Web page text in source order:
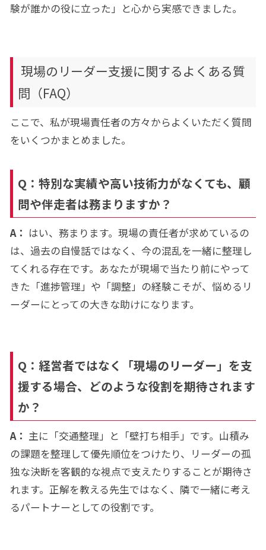
験が誰かの役に立った」と心から実感できました。
現場のリーダー支援に関するよくある質
問（FAQ）
ここで、私が現場責任者の方々からよくいただく質問
をいくつかまとめました。
Q：特別な実績や高い技術力がなくても、顧
問や伴走者は務まりますか？
A： はい、務まります。現場の責任者が求めているの
は、過去の自慢話ではなく、今の混乱を一緒に整理し
てくれる存在です。あなたが現場で当たり前にやって
きた「進捗管理」や「調整」の経験こそが、悩めるリ
ーダーにとっての大きな助けになります。
Q：経営者ではなく「現場のリーダー」を支
援する場合、どのような役割を期待されます
か？
A： 主に「交通整理」と「壁打ち相手」です。山積み
の課題を整理して優先順位をつけたり、リーダーの孤
独な決断を客観的な視点で支えたりすることが期待さ
れます。正解を教える先生ではなく、隣で一緒に考え
るパートナーとしての役割です。